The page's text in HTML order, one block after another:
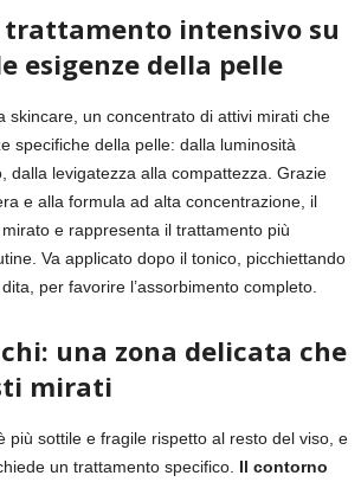
trattamento intensivo su
esigenze della pelle
skincare, un concentrato di attivi mirati che
specifiche della pelle: dalla luminosità
dalla levigatezza alla compattezza. Grazie
e alla formula ad alta concentrazione, il
e rappresenta il trattamento più
Va applicato dopo il tonico, picchiettando
per favorire l’assorbimento completo.
una zona delicata che
mirati
più sottile e fragile rispetto al resto del viso, e
un trattamento specifico. Il contorno